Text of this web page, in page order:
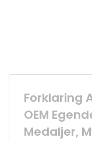
Forklaring
OEM
Medaljer,